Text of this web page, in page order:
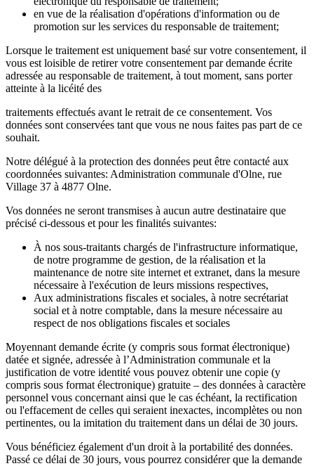
en vue de la réalisation d'opérations d'information ou de
promotion sur les services du responsable de traitement;
Lorsque le traitement est uniquement basé sur votre consentement, il
vous est loisible de retirer votre consentement par demande écrite
adressée au responsable de traitement, à tout moment, sans porter
atteinte à la licéité des
traitements effectués avant le retrait de ce consentement. Vos
données sont conservées tant que vous ne nous faites pas part de ce
souhait.
Notre délégué à la protection des données peut être contacté aux
coordonnées suivantes: Administration communale d'Olne, rue
Village 37 à 4877 Olne.
Vos données ne seront transmises à aucun autre destinataire que
précisé ci-dessous et pour les finalités suivantes:
À nos sous-traitants chargés de l'infrastructure informatique,
de notre programme de gestion, de la réalisation et la
maintenance de notre site internet et extranet, dans la mesure
nécessaire à l'exécution de leurs missions respectives,
Aux administrations fiscales et sociales, à notre secrétariat
social et à notre comptable, dans la mesure nécessaire au
respect de nos obligations fiscales et sociales
Moyennant demande écrite (y compris sous format électronique)
datée et signée, adressée à l’Administration communale et la
justification de votre identité vous pouvez obtenir une copie (y
compris sous format électronique) gratuite – des données à caractère
personnel vous concernant ainsi que le cas échéant, la rectification
ou l'effacement de celles qui seraient inexactes, incomplètes ou non
pertinentes, ou la imitation du traitement dans un délai de 30 jours.
Vous bénéficiez également d'un droit à la portabilité des données.
Passé ce délai de 30 jours, vous pourrez considérer que la demande